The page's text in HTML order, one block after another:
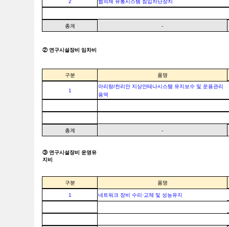
2 협의체 유통시스템 침입차단장치
총계 -
② 연구시설장비 임차비
구분 품명
1
아리랑/천리안 지상안테나시스템 유지보수 및 운용관리
용역
총계 -
③ 연구시설장비 운영유
지비
구분 품명
1 네트워크 장비 수리·교체 및 성능유지